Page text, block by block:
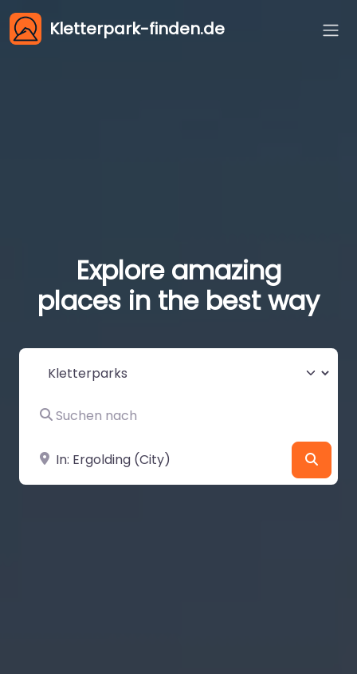
Kletterpark-finden.de
Explore amazing
places in the best way
Suchtyp auswählen
Suchen nach
In der Nähe